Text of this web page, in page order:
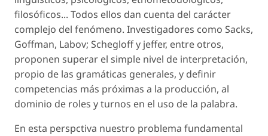
filosóficos... Todos ellos dan cuenta del carácter
complejo del fenómeno. Investigadores como Sacks,
Goffman, Labov; Schegloff y jeffer, entre otros,
proponen superar el simple nivel de interpretación,
propio de las gramáticas generales, y definir
competencias más próximas a la producción, al
dominio de roles y turnos en el uso de la palabra.
En esta perspctiva nuestro problema fundamental